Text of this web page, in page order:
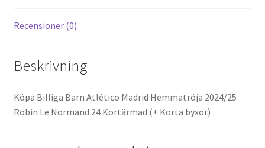
Recensioner (0)
Beskrivning
Köpa Billiga Barn Atlético Madrid Hemmatröja 2024/25
Robin Le Normand 24 Kortärmad (+ Korta byxor)